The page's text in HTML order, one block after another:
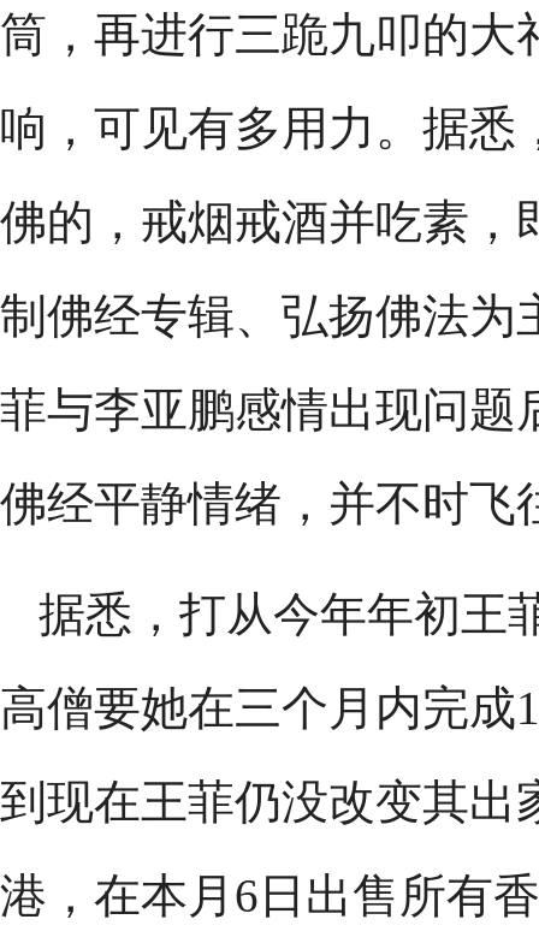
筒，再进行三跪九叩的大
响，可见有多用力。据悉
佛的，戒烟戒酒并吃素，
制佛经专辑、弘扬佛法为
菲与李亚鹏感情出现问题
佛经平静情绪，并不时飞
据悉，打从今年年初王
高僧要她在三个月内完成
到现在王菲仍没改变其出
港，在本月6日出售所有